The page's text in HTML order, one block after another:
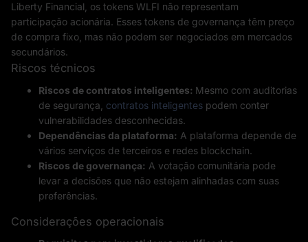
Liberty Financial, os tokens WLFI não representam
participação acionária. Esses tokens de governança têm preço
de compra fixo, mas não podem ser negociados em mercados
secundários.
Riscos técnicos
Riscos de contratos inteligentes: Mesmo com auditorias
de segurança, contratos inteligentes podem conter
vulnerabilidades desconhecidas.
Dependências da plataforma: A plataforma depende de
vários serviços de terceiros e redes blockchain.
Riscos de governança: A votação comunitária pode
levar a decisões que não estejam alinhadas com suas
preferências.
Considerações operacionais